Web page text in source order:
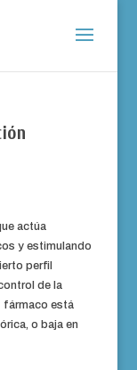
actúa
y estimulando
perfil
de la
fármaco está
o baja en